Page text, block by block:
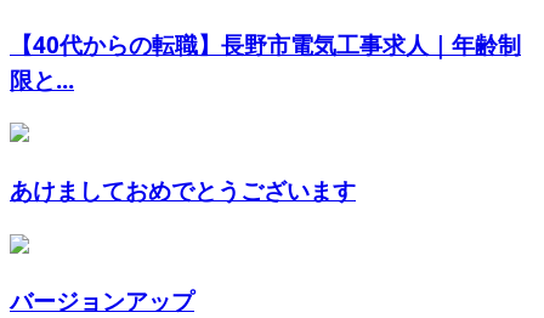
【40代からの転職】長野市電気工事求人｜年齢制
限と...
あけましておめでとうございます
バージョンアップ